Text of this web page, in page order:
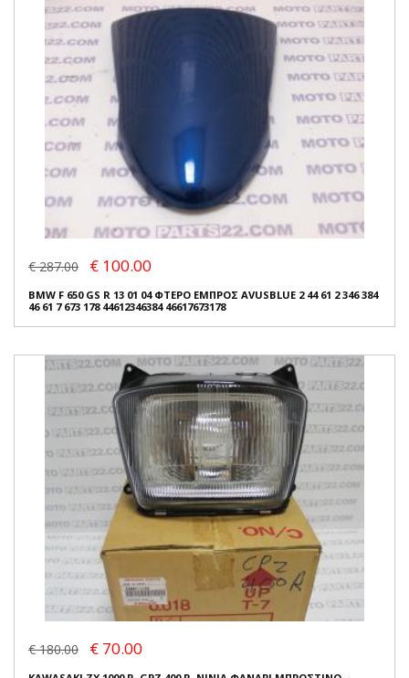
€ 287.00 € 100.00
BMW F 650 GS R 13 01 04 ΦΤΕΡΟ ΕΜΠΡΟΣ AVUSBLUE 2 44 61 2 346 384
46 61 7 673 178 44612346384 46617673178
€ 180.00 € 70.00